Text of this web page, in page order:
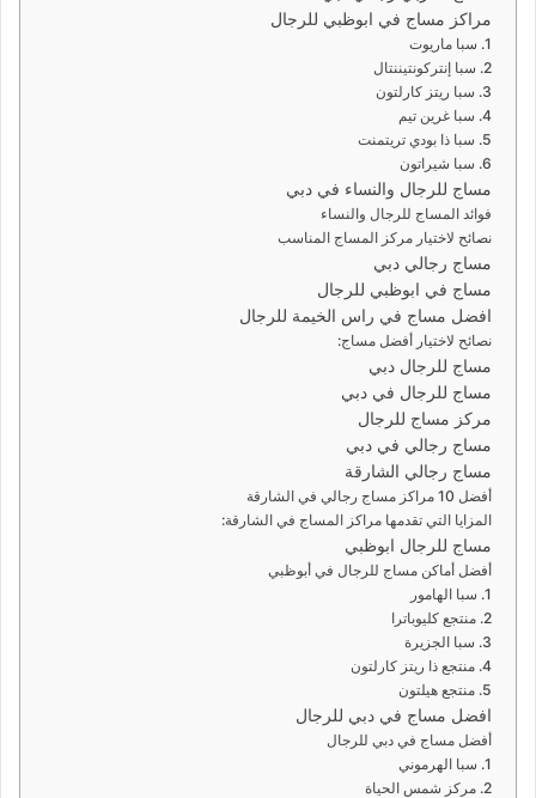
مراكز مساج في ابوظبي للرجال
1. سبا ماريوت
2. سبا إنتركونتيننتال
3. سبا ريتز كارلتون
4. سبا غرين تيم
5. سبا ذا بودي تريتمنت
6. سبا شيراتون
مساج للرجال والنساء في دبي
فوائد المساج للرجال والنساء
نصائح لاختيار مركز المساج المناسب
مساج رجالي دبي
مساج في ابوظبي للرجال
افضل مساج في راس الخيمة للرجال
نصائح لاختيار أفضل مساج:
مساج للرجال دبي
مساج للرجال في دبي
مركز مساج للرجال
مساج رجالي في دبي
مساج رجالي الشارقة
أفضل 10 مراكز مساج رجالي في الشارقة
المزايا التي تقدمها مراكز المساج في الشارقة:
مساج للرجال ابوظبي
أفضل أماكن مساج للرجال في أبوظبي
1. سبا الهامور
2. منتجع كليوباترا
3. سبا الجزيرة
4. منتجع ذا ريتز كارلتون
5. منتجع هيلتون
افضل مساج في دبي للرجال
أفضل مساج في دبي للرجال
1. سبا الهرموني
2. مركز شمس الحياة